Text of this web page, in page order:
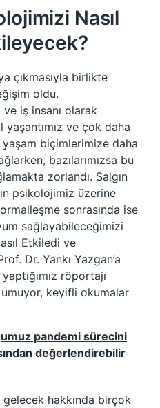
Nasıl
çıkmasıyla birlikte
oldu.
ve iş insanı olarak
ve çok daha
yaşam biçimlerimize daha
bazılarımızsa bu
zorlandı. Salgın
psikolojimiz üzerine
sonrasında ise
sağlayabileceğimizi
Etkiledi ve
Dr. Yankı Yazgan’a
röportajı
keyifli okumalar
pandemi sürecini
değerlendirebilir
hakkında birçok